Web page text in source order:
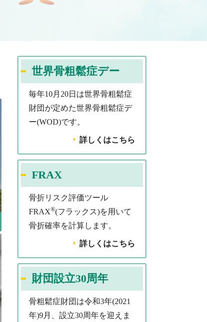
世界骨粗鬆症デー
毎年10月20日は世界骨粗鬆症
財団が定めた世界骨粗鬆症デ
ー(WOD)です。
詳しくはこちら
FRAX
骨折リスク評価ツール
FRAX®(フラックス)を用いて
骨折確率を計算します。
詳しくはこちら
財団設立30周年
骨粗鬆症財団は令和3年(2021
年)9月、設立30周年を迎えま